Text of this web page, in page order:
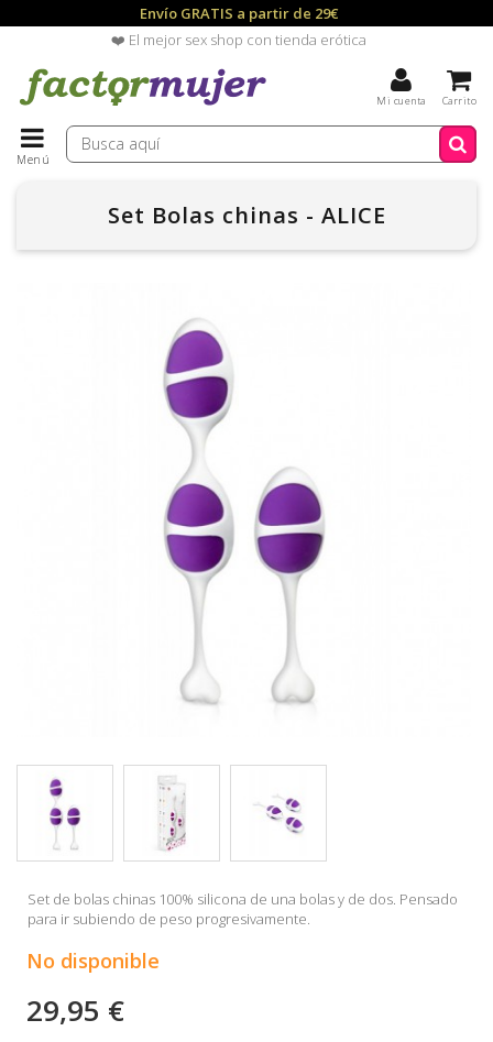
Envío GRATIS a partir de 29€
❤️ El mejor sex shop con tienda erótica
Carrito
Mi cuenta
Menú
Set Bolas chinas - ALICE
Set de bolas chinas 100% silicona de una bolas y de dos. Pensado
para ir subiendo de peso progresivamente.
No disponible
29,95 €